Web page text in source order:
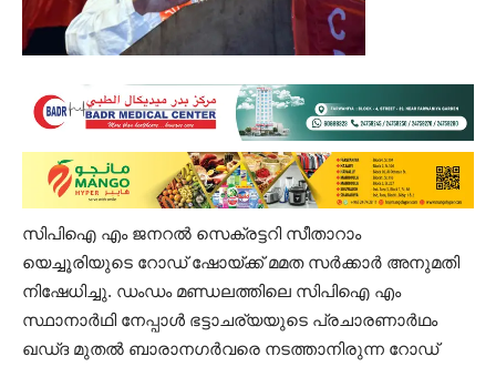
സിപിഐ എം ജനറല്‍ സെക്രട്ടറി സീതാറാം
യെച്ചൂരിയുടെ റോഡ് ഷോയ്ക്ക് മമത സര്‍ക്കാര്‍ അനുമതി
നിഷേധിച്ചു. ഡംഡം മണ്ഡലത്തിലെ സിപിഐ എം
സ്ഥാനാര്‍ഥി നേപ്പാള്‍ ഭട്ടാചര്യയുടെ പ്രചാരണാര്‍ഥം
ഖഡ്ദ മുതല്‍ ബാരാനഗര്‍വരെ നടത്താനിരുന്ന റോഡ്